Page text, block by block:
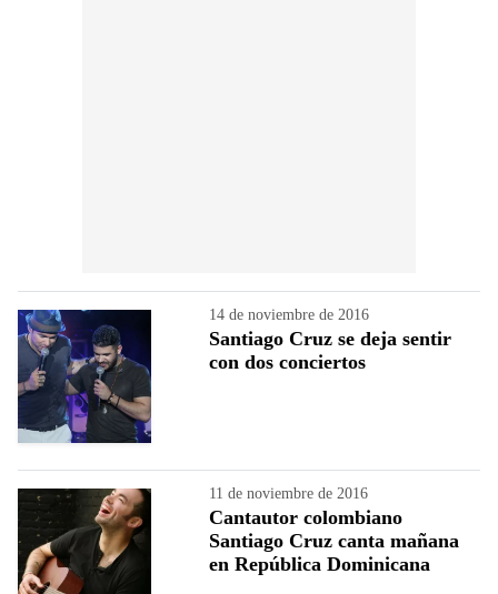
14 de noviembre de 2016
Santiago Cruz se deja sentir
con dos conciertos
11 de noviembre de 2016
Cantautor colombiano
Santiago Cruz canta mañana
en República Dominicana